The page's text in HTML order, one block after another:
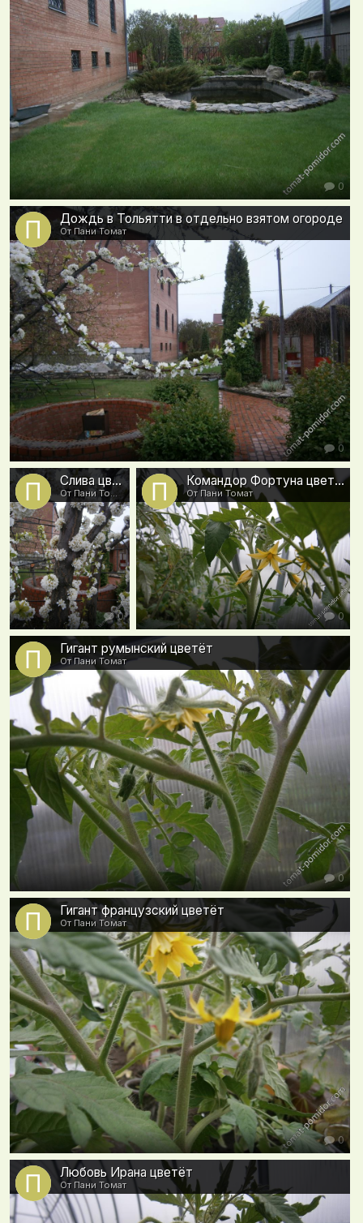
0
Дождь в Тольятти в отдельно взятом огороде
От Пани Томат
0
Слива цветёт
От Пани Томат
0
Командор Фортуна цветет
От Пани Томат
0
Гигант румынский цветёт
От Пани Томат
0
Гигант французский цветёт
От Пани Томат
0
Любовь Ирана цветёт
От Пани Томат